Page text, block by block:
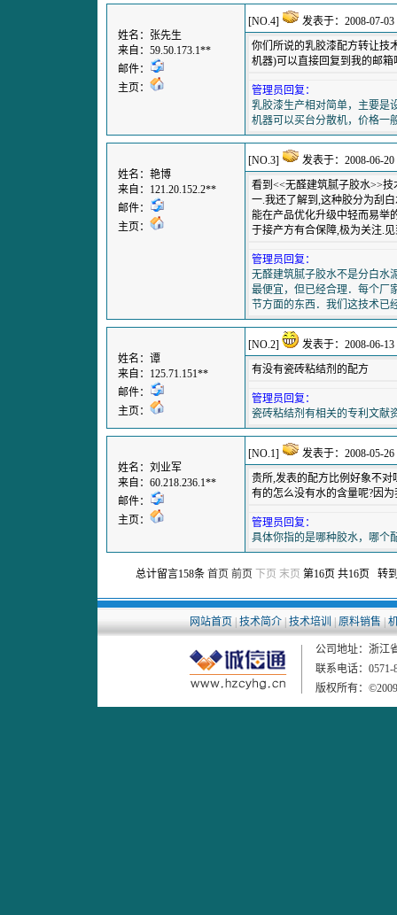
姓名：张先生
来自：59.50.173.1**
邮件：
主页：
[NO.4]
发表于：2008-07-03
你们所说的乳胶漆配方转让技
机器)可以直接回复到我的邮箱
管理员回复：
乳胶漆生产相对简单，主要是
机器可以买台分散机，价格一
姓名：艳博
来自：121.20.152.2**
邮件：
主页：
[NO.3]
发表于：2008-06-20
看到<<无醛建筑腻子胶水>>
一.我还了解到,这种胶分为刮
能在产品优化升级中轻而易举
于接产方有合保障,极为关注.
管理员回复：
无醛建筑腻子胶水不是分白水
最便宜，但已经合理．每个厂
节方面的东西．我们这技术已
姓名：谭
来自：125.71.151**
邮件：
主页：
[NO.2]
发表于：2008-06-13
有没有瓷砖粘结剂的配方
管理员回复：
瓷砖粘结剂有相关的专利文献
姓名：刘业军
来自：60.218.236.1**
邮件：
主页：
[NO.1]
发表于：2008-05-26
贵所,发表的配方比例好象不对
有的怎么没有水的含量呢?因
管理员回复：
具体你指的是哪种胶水，哪个
总计留言158条 首页 前页 下页 末页 第16页 共16页 转
网站首页 技术简介 技术培训 原料销售
公司地址：浙江
联系电话：0571-
版权所有：